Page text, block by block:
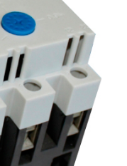
Стремянки с
Стремянки с
опорой
Ширмы
РЗА (шторы)
Штендеры